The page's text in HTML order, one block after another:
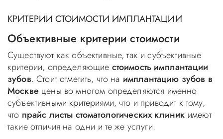
КРИТЕРИИ СТОИМОСТИ ИМПЛАНТАЦИИ
Объективные критерии стоимости
Существуют как объективные, так и субъективные
критерии, определяющие стоимость имплантации
зубов. Стоит отметить, что на имплантацию зубов в
Москве цены во многом определяются именно
субъективными критериями, что и приводит к тому,
что прайс листы стоматологических клиник имеют
такие отличия на одни и те же услуги.